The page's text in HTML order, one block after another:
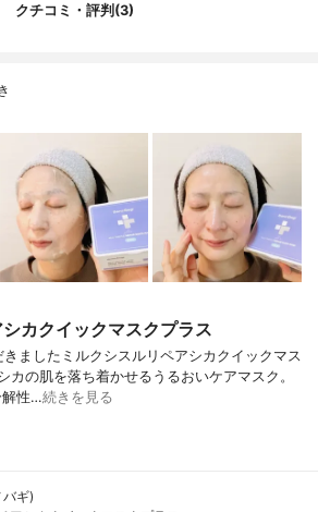
クチコミ・評判(3)
カクイックマスクプラス
ましたミルクシスルリペアシカクイックマス
カの肌を落ち着かせるうるおいケアマスク。
解性…続きを見る
ギ)